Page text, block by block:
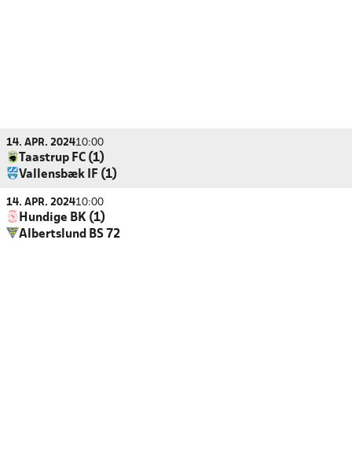
14. APR. 202410:00
Taastrup FC (1)
Vallensbæk IF (1)
14. APR. 202410:00
Hundige BK (1)
Albertslund BS 72